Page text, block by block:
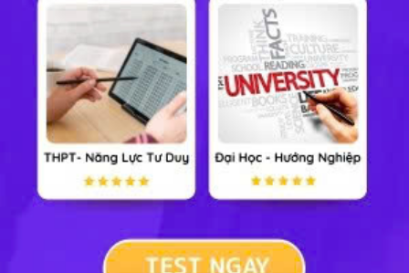
Tiểu Học
Lớp 6
Lớp 7
Lớp 8
Lớp 9
Lớp 10
Lớp 11
Lớp 12
Đại Học
TẢI ỨNG DỤNG HỌC247